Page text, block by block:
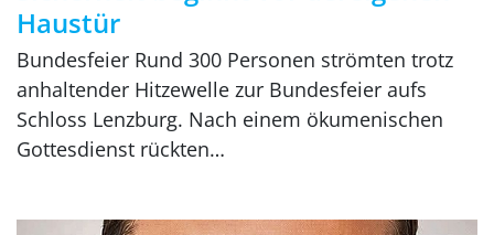
Haustür
Bundesfeier Rund 300 Personen strömten trotz
anhaltender Hitzewelle zur Bundesfeier aufs
Schloss Lenzburg. Nach einem ökumenischen
Gottesdienst rückten…